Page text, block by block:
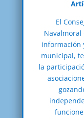
El
Navalmoral
información
municipal,
la